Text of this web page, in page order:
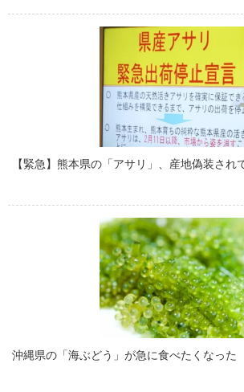
【緊急】熊本県の「アサリ」、産地偽装され
沖縄県の「海ぶどう」が急に食べたくなった